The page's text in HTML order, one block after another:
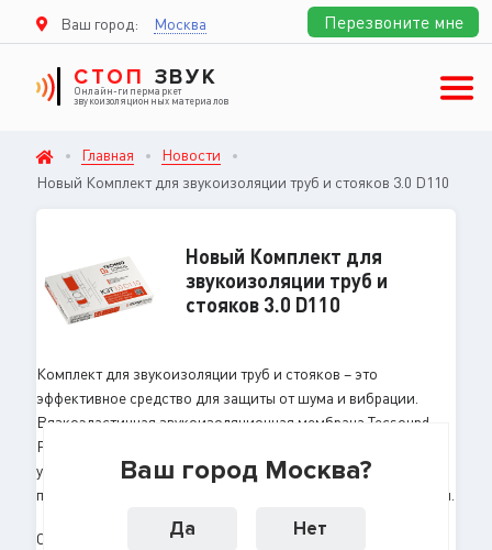
Ваш город: Москва
Ваш город Москва?
Да Нет
СТОП ЗВУК
Онлайн-гипермаркет
звукоизоляционных материалов
Перезвоните мне
Главная
Новости
Новый Комплект для звукоизоляции труб и стояков 3.0 D110
Новый Комплект для
звукоизоляции труб и
стояков 3.0 D110
Комплект для звукоизоляции труб и стояков – это
эффективное средство для защиты от шума и вибрации.
Вязкоэластичная звукоизоляционная мембрана Tecsound
FT55, которая входят в состав, обеспечивает максимальное
устранение вибраций и снижение низкочастотного шума,
поэтому набор пользуется популярностью среди покупателей.
Спешим сообщить, что теперь в нашем каталоге